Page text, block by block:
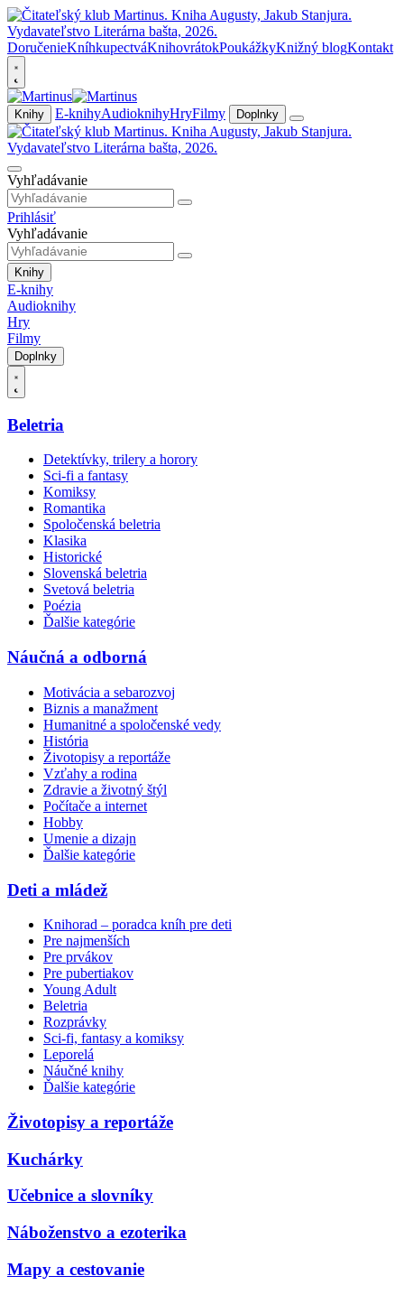
DoručenieKníhkupectváKnihovrátokPoukážkyKnižný blogKontakt
Knihy E-knihyAudioknihyHryFilmy Doplnky
Vyhľadávanie
Prihlásiť
Vyhľadávanie
Knihy
E-knihy
Audioknihy
Hry
Filmy
Doplnky
Beletria
Detektívky, trilery a horory
Sci-fi a fantasy
Komiksy
Romantika
Spoločenská beletria
Klasika
Historické
Slovenská beletria
Svetová beletria
Poézia
Ďalšie kategórie
Náučná a odborná
Motivácia a sebarozvoj
Biznis a manažment
Humanitné a spoločenské vedy
História
Životopisy a reportáže
Vzťahy a rodina
Zdravie a životný štýl
Počítače a internet
Hobby
Umenie a dizajn
Ďalšie kategórie
Deti a mládež
Knihorad – poradca kníh pre deti
Pre najmenších
Pre prvákov
Pre pubertiakov
Young Adult
Beletria
Rozprávky
Sci-fi, fantasy a komiksy
Leporelá
Náučné knihy
Ďalšie kategórie
Životopisy a reportáže
Kuchárky
Učebnice a slovníky
Náboženstvo a ezoterika
Mapy a cestovanie